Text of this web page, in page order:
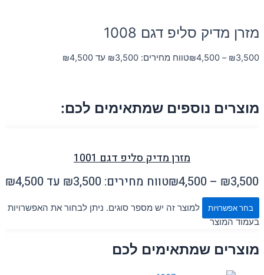
מזרן מדיק סליפ דגם 1008
₪3,500
–
₪4,500 טווח מחירים: ⁦₪3,500⁩ עד ⁦₪4,500⁩
מוצרים נוספים שמתאימים לכם:
מזרן מדיק סליפ דגם 1001
₪3,500
–
₪4,500 טווח מחירים: ⁦₪3,500⁩ עד ⁦₪4,500⁩
בחר אפשרויות
למוצר זה יש מספר סוגים. ניתן לבחור את האפשרויות
בעמוד המוצר
מוצרים שמתאימים לכם